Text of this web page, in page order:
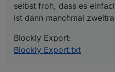
selbst froh, dass es
ist dann manchmal
Blockly Export:
Blockly Export.txt